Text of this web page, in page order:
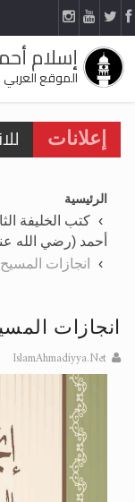
إسلام
الموقع
إعلانات
الرئيسية
كتب الخليفة
أحمد (رضي الله
انجازات
انجازات
IslamAhmadiyya.Net